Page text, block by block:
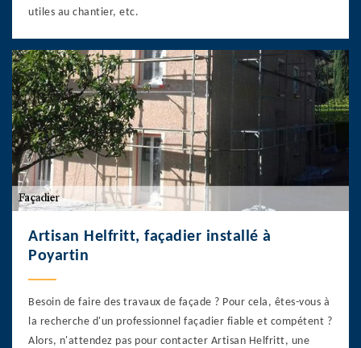
utiles au chantier, etc.
Artisan Helfritt, façadier installé à
Poyartin
Besoin de faire des travaux de façade ? Pour cela, êtes-vous à
la recherche d'un professionnel façadier fiable et compétent ?
Alors, n'attendez pas pour contacter Artisan Helfritt, une